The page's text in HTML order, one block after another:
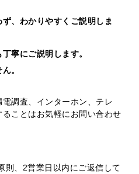
、わかりやすくご説明しま
寧にご説明します。
。
調査、インターホン、テレ
ことはお気軽にお問い合わせ
則、2営業日以内にご返信して